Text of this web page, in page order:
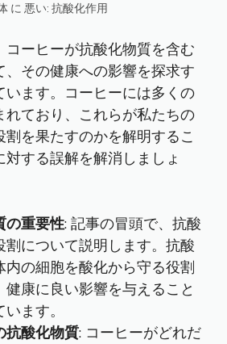
に 悪い: 抗酸化作用
コーヒーが抗酸化物質を含む
、その健康への影響を探求す
います。コーヒーには多くの
れており、これらが私たちの
を果たすのかを解明するこ
対する誤解を解消しましょ
の重要性: 記事の冒頭で、抗酸
割について説明します。抗酸
内の細胞を酸化から守る役割
健康に良い影響を与えること
ます。
抗酸化物質: コーヒーがどれだ